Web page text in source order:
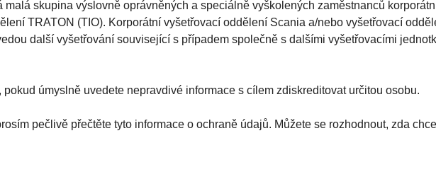
malá skupina výslovně oprávněných a speciálně vyškolených zaměstnanců
TRATON (TIO). Korporátní vyšetřovací oddělení Scania a/nebo vyšetřovací
další vyšetřování související s případem společně s dalšími vyšetřovacími
pokud úmyslně uvedete nepravdivé informace s cílem zdiskreditovat určitou osobu.
pečlivě přečtěte tyto informace o ochraně údajů. Můžete se rozhodnout, zda